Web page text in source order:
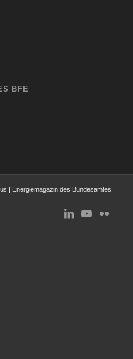
BFE
| Energiemagazin des Bundesamtes